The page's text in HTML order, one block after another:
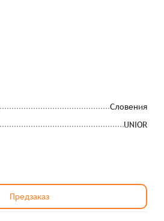
Словения
UNIOR
Предзаказ